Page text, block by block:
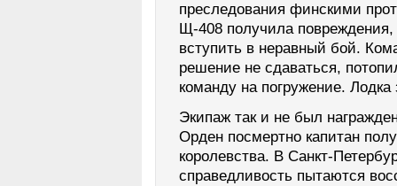
преследования финскими
Щ-408 получила
вступить в неравный бой.
решение не сдаваться,
команду на погружение. Лодка
Экипаж так и не был
Орден посмертно капитан
королевства. В Санкт-
справедливость пытаются